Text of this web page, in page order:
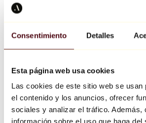
Consentimiento Detalles
Esta página web usa cookies
Las cookies de este sitio web se usan
el contenido y los anuncios, ofrecer
sociales y analizar el tráfico. Además,
información sobre el uso que haga del
Jeff Koons
Jean-Michel Basquiat
Kaws
Obra de la semana
Une poignée de prières.